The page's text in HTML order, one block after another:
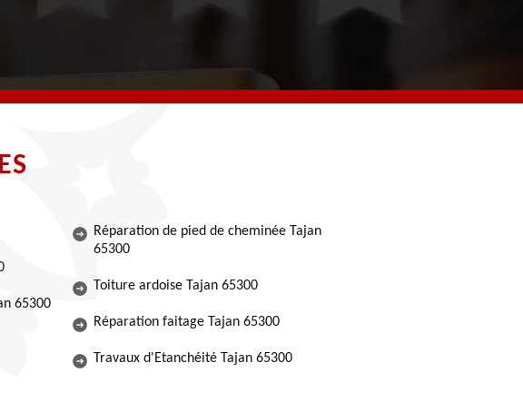
65300
Réparation de pied de cheminée Tajan
65300
Toiture ardoise Tajan 65300
Réparation faitage Tajan 65300
Travaux d'Etanchéité Tajan 65300